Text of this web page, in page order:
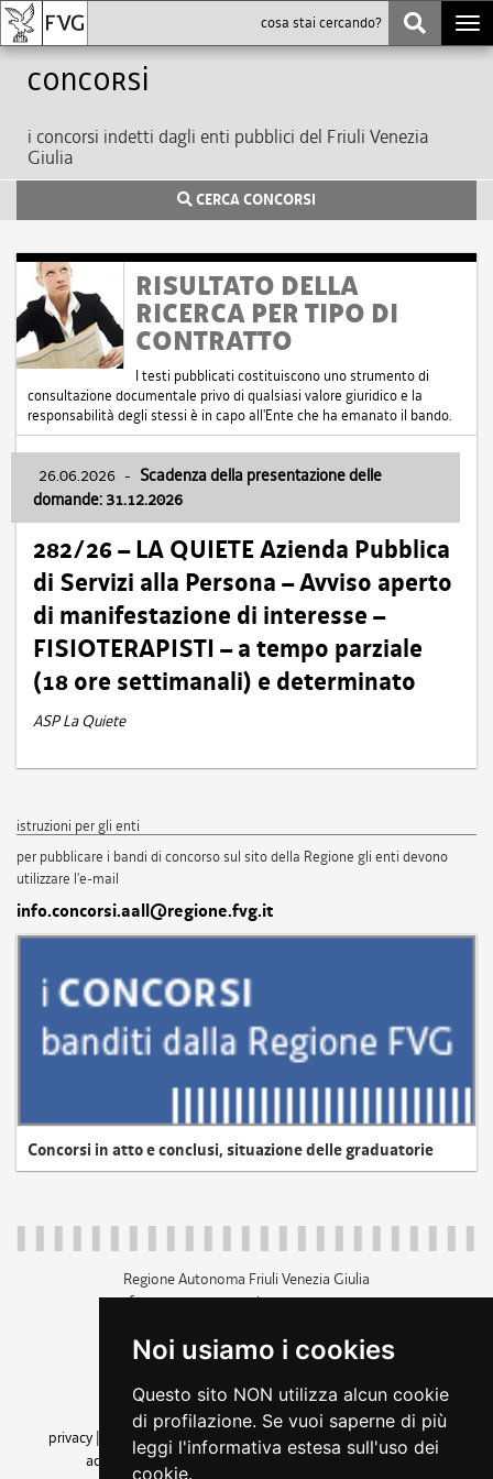
Noi usiamo i cookies
Questo sito NON utilizza alcun cookie
di profilazione. Se vuoi saperne di più
leggi l'informativa estesa sull'uso dei
cookie.
Concorsi
i concorsi indetti dagli enti pubblici del Friuli Venezia
Giulia
CERCA CONCORSI
RISULTATO DELLA
RICERCA PER TIPO DI
CONTRATTO
I testi pubblicati costituiscono uno strumento di
consultazione documentale privo di qualsiasi valore giuridico e la
responsabilità degli stessi è in capo all'Ente che ha emanato il bando.
26.06.2026 - Scadenza della presentazione delle
domande: 31.12.2026
282/26 – LA QUIETE Azienda Pubblica
di Servizi alla Persona – Avviso aperto
di manifestazione di interesse –
FISIOTERAPISTI – a tempo parziale
(18 ore settimanali) e determinato
ASP La Quiete
istruzioni per gli enti
per pubblicare i bandi di concorso sul sito della Regione gli enti devono
utilizzare l'e-mail
info.concorsi.aall@regione.fvg.it
Concorsi in atto e conclusi, situazione delle graduatorie
Regione Autonoma Friuli Venezia Giulia
c.f. 80014930327; p.iva 00526040324
+39 040 3771111
amministrazione trasparente
privacy
cookie |note legali accessibilità
dichiarazione di
accessibilità| feedback cambio preferenze cookie